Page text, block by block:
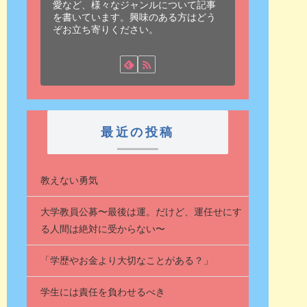
愛など、様々なジャンルについて記事
を書いています。興味のある方はどう
ぞお立ち寄りください。
最近の投稿
教えない勇気
大学教員公募〜最後は運。だけど、運任せにす
る人間は絶対に受からない〜
「学歴やお金より大切なことがある？」
学生には責任を負わせるべき